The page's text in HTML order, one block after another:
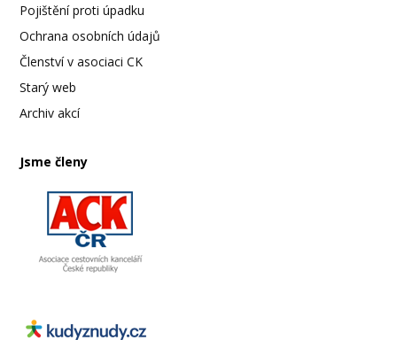
Pojištění proti úpadku
Ochrana osobních údajů
Členství v asociaci CK
Starý web
Archiv akcí
Jsme členy